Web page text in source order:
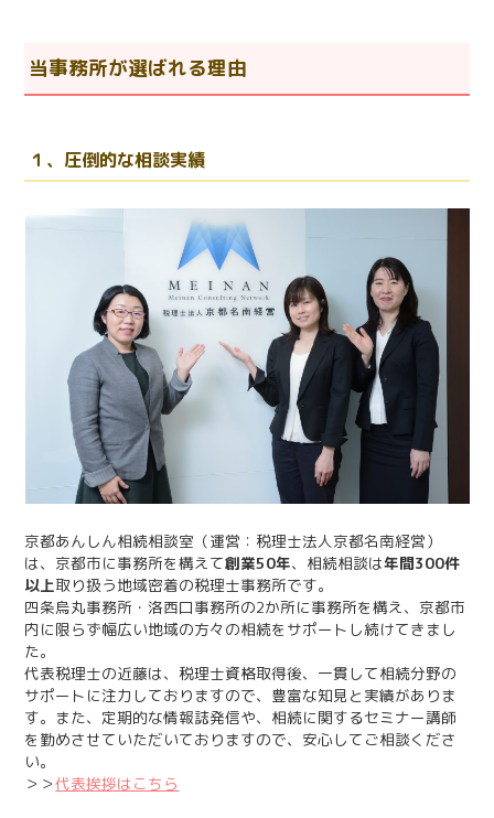
当事務所が選ばれる理由
１、圧倒的な相談実績
京都あんしん相続相談室（運営：税理士法人京都名南経営）
は、京都市に事務所を構えて創業50年、相続相談は年間300件
以上取り扱う地域密着の税理士事務所です。
四条烏丸事務所・洛西口事務所の2か所に事務所を構え、京都市
内に限らず幅広い地域の方々の相続をサポートし続けてきまし
た。
代表税理士の近藤は、税理士資格取得後、一貫して相続分野の
サポートに注力しておりますので、豊富な知見と実績がありま
す。また、定期的な情報誌発信や、相続に関するセミナー講師
を勤めさせていただいておりますので、安心してご相談くださ
い。
＞＞代表挨拶はこちら